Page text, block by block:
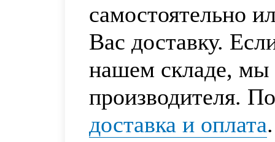
самостоятельно
Вас доставку.
нашем складе, мы
производителя.
доставка и оплата.